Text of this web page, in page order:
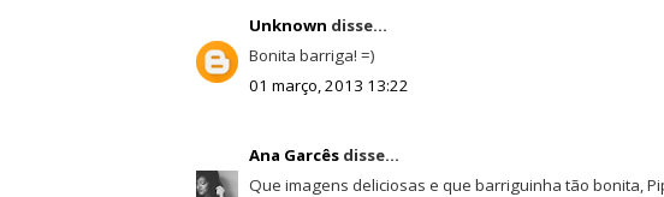
Unknown disse...
Bonita barriga! =)
01 março, 2013 13:22
Ana Garcêsdisse...
Que imagens deliciosas e que barriguinha tão bonita,